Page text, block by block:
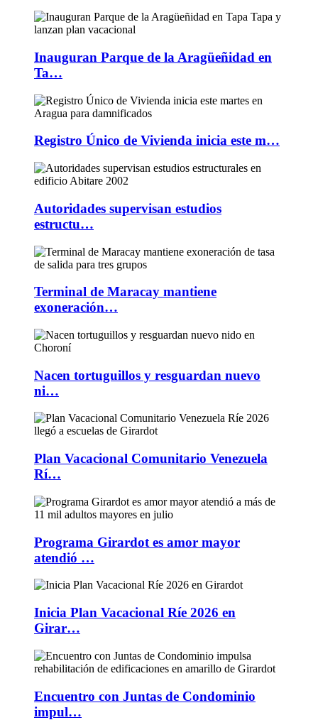
Inauguran Parque de la Aragüeñidad en
Ta…
Registro Único de Vivienda inicia este m…
Autoridades supervisan estudios
estructu…
Terminal de Maracay mantiene
exoneración…
Nacen tortuguillos y resguardan nuevo
ni…
Plan Vacacional Comunitario Venezuela
Rí…
Programa Girardot es amor mayor
atendió …
Inicia Plan Vacacional Ríe 2026 en
Girar…
Encuentro con Juntas de Condominio
impul…